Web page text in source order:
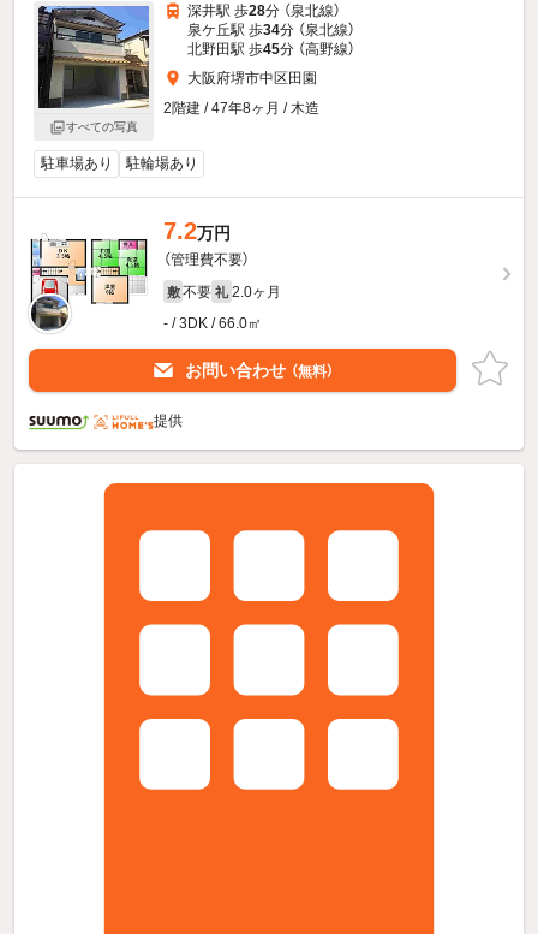
すべての写真
深井駅 歩28分 （泉北線）
泉ケ丘駅 歩34分 （泉北線）
北野田駅 歩45分 （高野線）
大阪府堺市中区田園
2階建 / 47年8ヶ月 / 木造
駐車場あり 駐輪場あり
7.2万円
（管理費不要）
敷 不要 礼 2.0ヶ月
- / 3DK / 66.0㎡
お問い合わせ （無料）
提供